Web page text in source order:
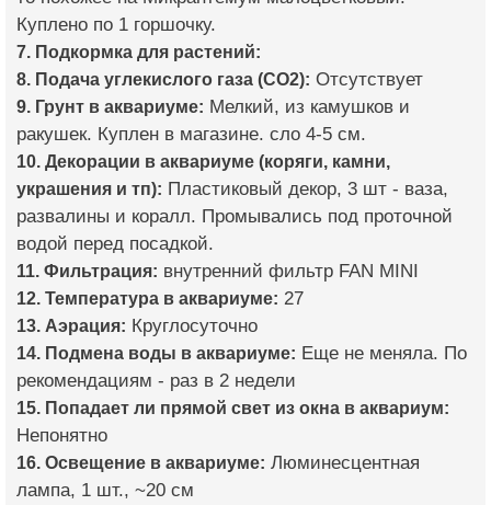
Куплено по 1 горшочку.
7. Подкормка для растений:
8. Подача углекислого газа (CO2): Отсутствует
9. Грунт в аквариуме: Мелкий, из камушков и
ракушек. Куплен в магазине. сло 4-5 см.
10. Декорации в аквариуме (коряги, камни,
украшения и тп): Пластиковый декор, 3 шт - ваза,
развалины и коралл. Промывались под проточной
водой перед посадкой.
11. Фильтрация: внутренний фильтр FAN MINI
12. Температура в аквариуме: 27
13. Аэрация: Круглосуточно
14. Подмена воды в аквариуме: Еще не меняла. По
рекомендациям - раз в 2 недели
15. Попадает ли прямой свет из окна в аквариум:
Непонятно
16. Освещение в аквариуме: Люминесцентная
лампа, 1 шт., ~20 см